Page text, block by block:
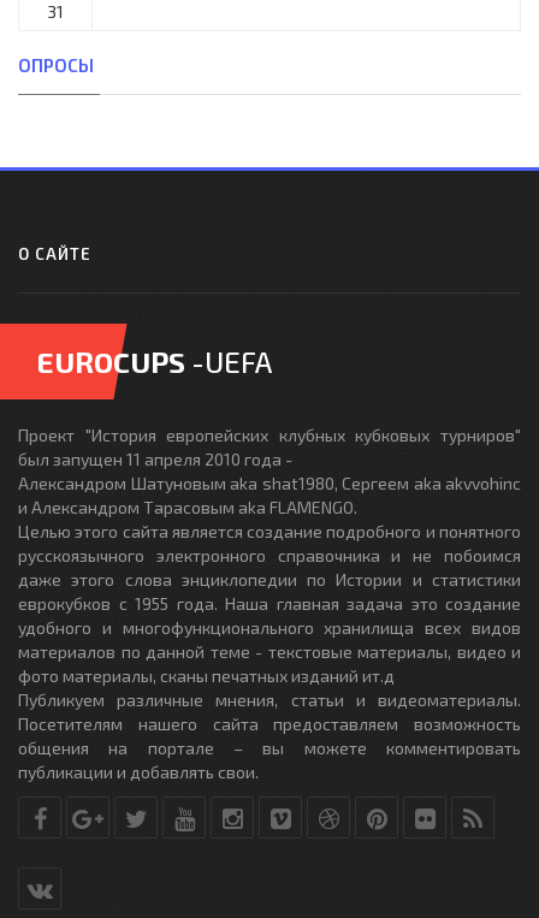
31
ОПРОСЫ
О САЙТЕ
EUROCUPS -UEFA
Проект "История европейских клубных кубковых турниров"
был запущен 11 апреля 2010 года -
Александром Шатуновым aka shat1980, Сергеем aka akvvohinc
и Александром Тарасовым aka FLAMENGO.
Целью этого сайта является создание подробного и понятного
русскоязычного электронного справочника и не побоимся
даже этого слова энциклопедии по Истории и статистики
еврокубков с 1955 года. Наша главная задача это создание
удобного и многофункционального хранилища всех видов
материалов по данной теме - текстовые материалы, видео и
фото материалы, сканы печатных изданий ит.д
Публикуем различные мнения, статьи и видеоматериалы.
Посетителям нашего сайта предоставляем возможность
общения на портале – вы можете комментировать
публикации и добавлять свои.